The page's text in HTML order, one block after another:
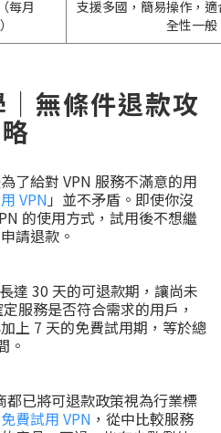
每月
支援多國，簡易操作，
全性一般
無條件退款攻
略
了給對 VPN 服務不滿意的用
VPN 」並不矛盾。即使你沒
的使用方式，試用後不想繼
請退款。
達 30 天的可退款期，讓尚未
服務是否符合需求的用戶，
上 7 天的免費試用期，等於總
。
都已將可退款政策視為行業標
免費試用 VPN ，從中比較服務